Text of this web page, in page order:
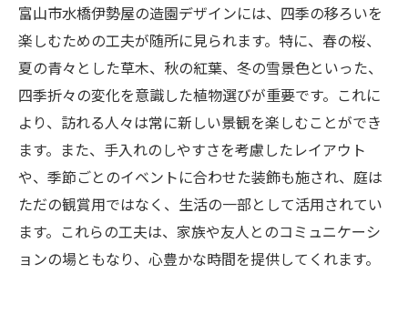
富山市水橋伊勢屋の造園デザインには、四季の移ろいを
楽しむための工夫が随所に見られます。特に、春の桜、
夏の青々とした草木、秋の紅葉、冬の雪景色といった、
四季折々の変化を意識した植物選びが重要です。これに
より、訪れる人々は常に新しい景観を楽しむことができ
ます。また、手入れのしやすさを考慮したレイアウト
や、季節ごとのイベントに合わせた装飾も施され、庭は
ただの観賞用ではなく、生活の一部として活用されてい
ます。これらの工夫は、家族や友人とのコミュニケーシ
ョンの場ともなり、心豊かな時間を提供してくれます。